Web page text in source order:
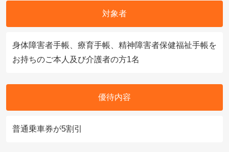
対象者
身体障害者手帳、療育手帳、精神障害者保健福祉手帳を
お持ちのご本人及び介護者の方1名
優待内容
普通乗車券が5割引